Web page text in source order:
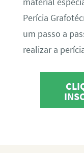
Perícia
um passo a
realizar a